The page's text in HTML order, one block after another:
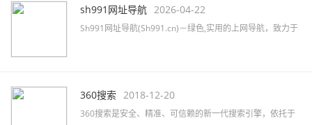
sh991网址导航 2026-04-22
Sh991网址导航(Sh991.cn)－绿色,实用的上网导航，致力于
360搜索 2018-12-20
360搜索是安全、精准、可信赖的新一代搜索引擎，依托于